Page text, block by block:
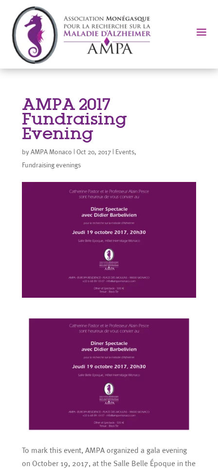
a
AMPA 2017
Fundraising
Evening
by AMPA Monaco Oct 20, 2017| Events,
Fundraising evenings
To mark this event, AMPA organized a gala evening
on October 19, 2017, at the Salle Belle Époque in the